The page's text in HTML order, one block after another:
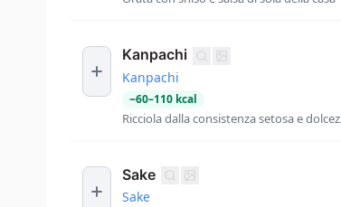
Kanpachi
Kanpachi
~60–110 kcal
Ricciola dalla consistenza setosa e
Sake
Sake